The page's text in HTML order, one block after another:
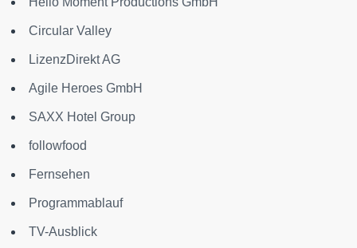
Circular Valley
LizenzDirekt AG
Agile Heroes GmbH
SAXX Hotel Group
followfood
Fernsehen
Programmablauf
TV-Ausblick